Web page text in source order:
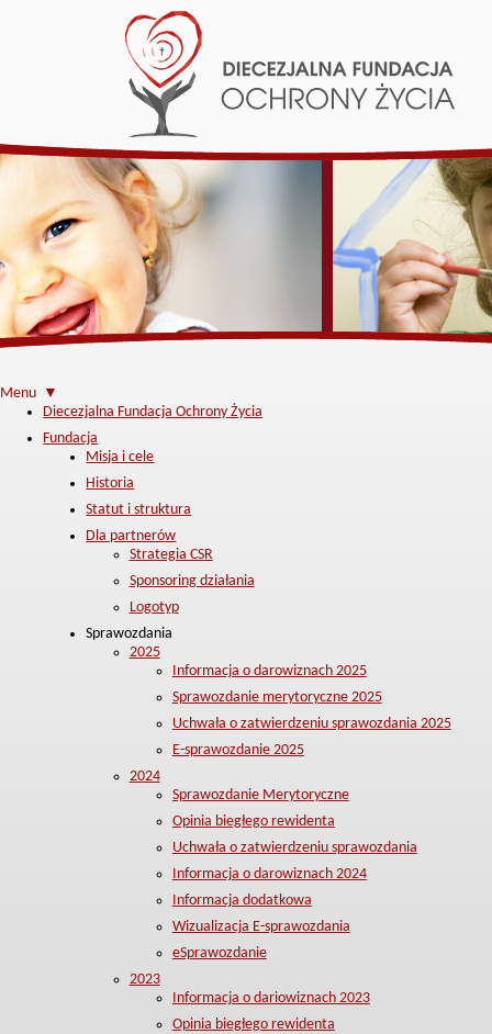
Menu ▼
Diecezjalna Fundacja Ochrony Życia
Fundacja
Misja i cele
Historia
Statut i struktura
Dla partnerów
Strategia CSR
Sponsoring działania
Logotyp
Sprawozdania
2025
Informacja o darowiznach 2025
Sprawozdanie merytoryczne 2025
Uchwała o zatwierdzeniu sprawozdania 2025
E-sprawozdanie 2025
2024
Sprawozdanie Merytoryczne
Opinia biegłego rewidenta
Uchwała o zatwierdzeniu sprawozdania
Informacja o darowiznach 2024
Informacja dodatkowa
Wizualizacja E-sprawozdania
eSprawozdanie
2023
Informacja o dariowiznach 2023
Opinia biegłego rewidenta